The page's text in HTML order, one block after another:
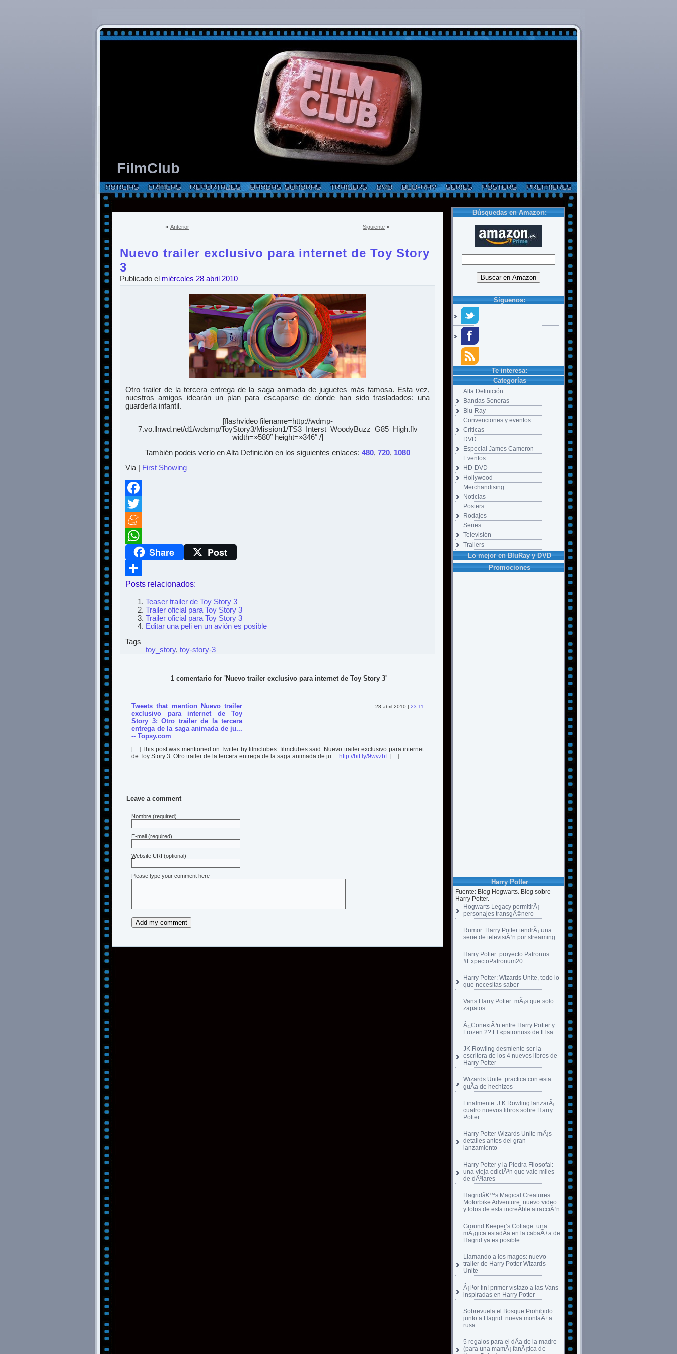
FilmClub
Búsquedas en Amazon:
Síguenos:
Te interesa:
Categorías
Alta Definición
Bandas Sonoras
Blu-Ray
Convenciones y eventos
Críticas
DVD
Especial James Cameron
Eventos
HD-DVD
Hollywood
Merchandising
Noticias
Posters
Rodajes
Series
Televisión
Trailers
Lo mejor en BluRay y DVD
Promociones
Harry Potter
Fuente: Blog Hogwarts. Blog sobre
Harry Potter.
Hogwarts Legacy permitirÃ¡
personajes transgÃ©nero
Rumor: Harry Potter tendrÃ¡ una
serie de televisiÃ³n por streaming
Harry Potter: proyecto Patronus
#ExpectoPatronum20
Harry Potter: Wizards Unite, todo lo
que necesitas saber
Vans Harry Potter: mÃ¡s que solo
zapatos
Â¿ConexiÃ³n entre Harry Potter y
Frozen 2? El «patronus» de Elsa
JK Rowling desmiente ser la
escritora de los 4 nuevos libros de
Harry Potter
Wizards Unite: practica con esta
guÃ­a de hechizos
Finalmente: J.K Rowling lanzarÃ¡
cuatro nuevos libros sobre Harry
Potter
Harry Potter Wizards Unite mÃ¡s
detalles antes del gran
lanzamiento
Harry Potter y la Piedra Filosofal:
una vieja ediciÃ³n que vale miles
de dÃ³lares
Hagridâ€™s Magical Creatures
Motorbike Adventure: nuevo video
y fotos de esta increÃ­ble atracciÃ³n
Ground Keeper’s Cottage: una
mÃ¡gica estadÃ­a en la cabaÃ±a de
Hagrid ya es posible
Llamando a los magos: nuevo
trailer de Harry Potter Wizards
Unite
Â¡Por fin! primer vistazo a las Vans
inspiradas en Harry Potter
Sobrevuela el Bosque Prohibido
junto a Hagrid: nueva montaÃ±a
rusa
5 regalos para el dÃ­a de la madre
(para una mamÃ¡ fanÃ¡tica de
Siguiente »
« Anterior
Nuevo trailer exclusivo para internet de Toy Story
3
Publicado el miércoles 28 abril 2010
Otro trailer de la tercera entrega de la saga animada de juguetes más famosa. Esta vez,
nuestros amigos idearán un plan para escaparse de donde han sido trasladados: una
guardería infantil.
[flashvideo filename=http://wdmp-
7.vo.llnwd.net/d1/wdsmp/ToyStory3/Mission1/TS3_Interst_WoodyBuzz_G85_High.flv
width=»580″ height=»346″ /]
También podeis verlo en Alta Definición en los siguientes enlaces: 480, 720, 1080
Via |
First Showing
Facebook
Twitter
Meneame
WhatsAppShare Post
Compartir
Posts relacionados:
Teaser trailer de Toy Story 3
Trailer oficial para Toy Story 3
Trailer oficial para Toy Story 3
Editar una peli en un avión es posible
Tags
toy_story, toy-story-3
1 comentario for 'Nuevo trailer exclusivo para internet de Toy Story 3'
Tweets that mention Nuevo trailer
exclusivo para internet de Toy
Story 3: Otro trailer de la tercera
entrega de la saga animada de ju...
-- Topsy.com
28 abril 2010 | 23:11
[…] This post was mentioned on Twitter by filmclubes. filmclubes said: Nuevo trailer exclusivo para internet
de Toy Story 3: Otro trailer de la tercera entrega de la saga animada de ju… http://bit.ly/9wvzbL […]
Leave a comment
Nombre (required)
E-mail (required)
Website URI (optional)
Please type your comment here